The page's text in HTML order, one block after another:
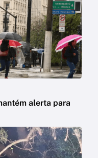
alerta para